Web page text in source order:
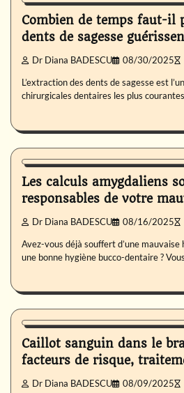
Combien de temps faut-il
dents de sagesse
Dr Diana BADESCU 08/30/2025
L’extraction des dents de sagesse est
chirurgicales dentaires les plus
Santé buccale
Les calculs amygdaliens
responsables de votre
Dr Diana BADESCU 08/16/2025
Avez-vous déjà souffert d’une
une bonne hygiène bucco-dentaire ?
Maladies
Caillot sanguin dans le
facteurs de risque,
Dr Diana BADESCU 08/09/2025